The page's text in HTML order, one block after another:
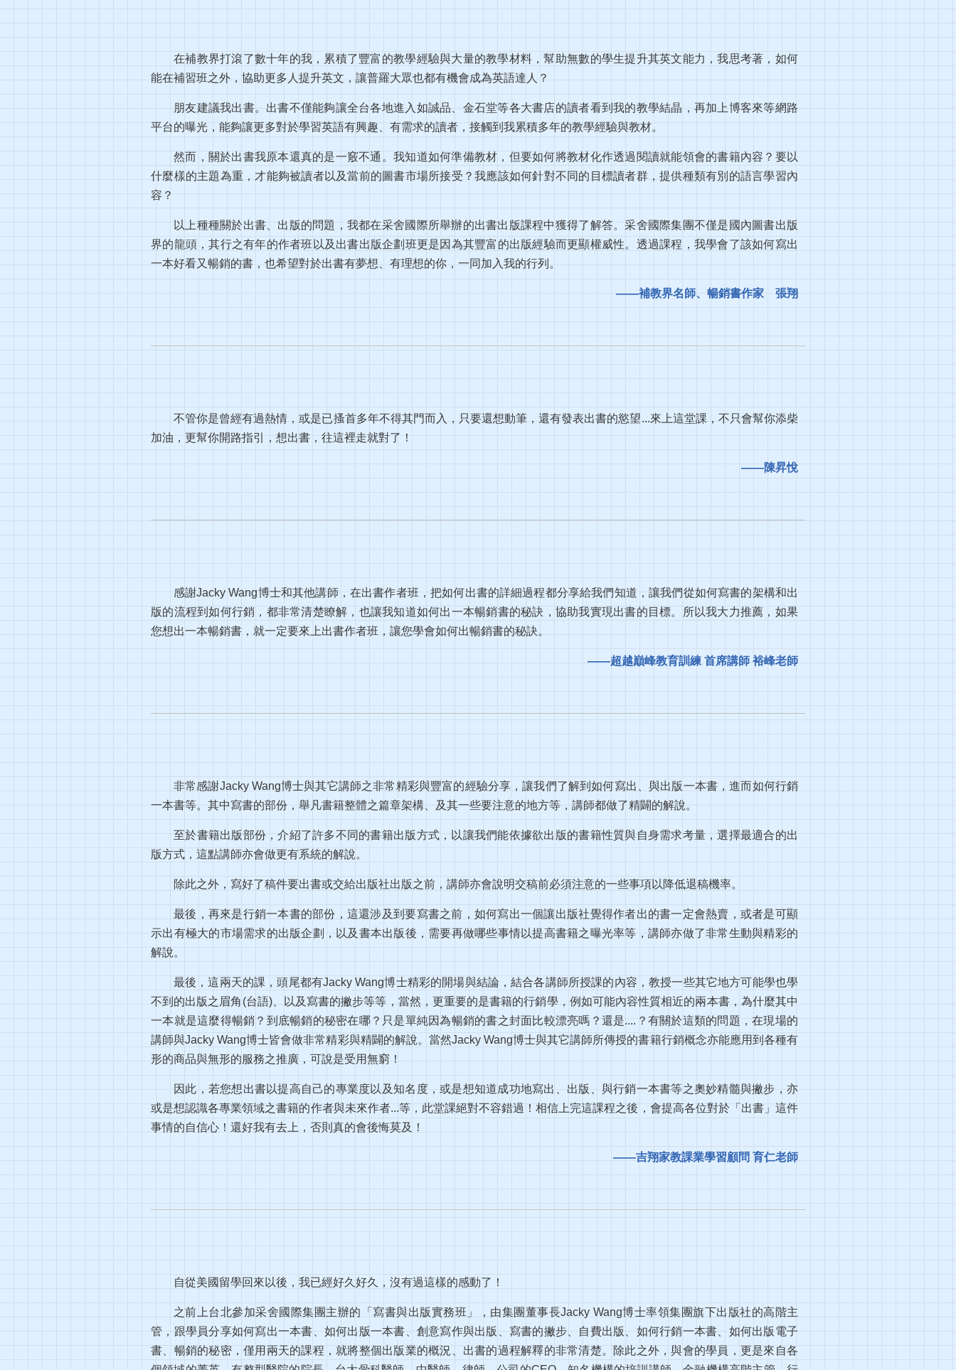
在補教界打滾了數十年的我，累積了豐富的教學經驗與大量的教學材料，幫助無數的學生提升其英文能力，我思考著，如何
能在補習班之外，協助更多人提升英文，讓普羅大眾也都有機會成為英語達人？
朋友建議我出書。出書不僅能夠讓全台各地進入如誠品、金石堂等各大書店的讀者看到我的教學結晶，再加上博客來等網路
平台的曝光，能夠讓更多對於學習英語有興趣、有需求的讀者，接觸到我累積多年的教學經驗與教材。
然而，關於出書我原本還真的是一竅不通。我知道如何準備教材，但要如何將教材化作透過閱讀就能領會的書籍內容？要以
什麼樣的主題為重，才能夠被讀者以及當前的圖書市場所接受？我應該如何針對不同的目標讀者群，提供種類有別的語言學習內
容？
以上種種關於出書、出版的問題，我都在采舍國際所舉辦的出書出版課程中獲得了解答。采舍國際集團不僅是國內圖書出版
界的龍頭，其行之有年的作者班以及出書出版企劃班更是因為其豐富的出版經驗而更顯權威性。透過課程，我學會了該如何寫出
一本好看又暢銷的書，也希望對於出書有夢想、有理想的你，一同加入我的行列。
——補教界名師、暢銷書作家 張翔
不管你是曾經有過熱情，或是已搔首多年不得其門而入，只要還想動筆，還有發表出書的慾望...來上這堂課，不只會幫你添柴
加油，更幫你開路指引，想出書，往這裡走就對了！
——陳昇悅
感謝Jacky Wang博士和其他講師，在出書作者班，把如何出書的詳細過程都分享給我們知道，讓我們從如何寫書的架構和出
版的流程到如何行銷，都非常清楚瞭解，也讓我知道如何出一本暢銷書的秘訣，協助我實現出書的目標。所以我大力推薦，如果
您想出一本暢銷書，就一定要來上出書作者班，讓您學會如何出暢銷書的秘訣。
——超越巔峰教育訓練 首席講師 裕峰老師
非常感謝Jacky Wang博士與其它講師之非常精彩與豐富的經驗分享，讓我們了解到如何寫出、與出版一本書，進而如何行銷
一本書等。其中寫書的部份，舉凡書籍整體之篇章架構、及其一些要注意的地方等，講師都做了精闢的解說。
至於書籍出版部份，介紹了許多不同的書籍出版方式，以讓我們能依據欲出版的書籍性質與自身需求考量，選擇最適合的出
版方式，這點講師亦會做更有系統的解說。
除此之外，寫好了稿件要出書或交給出版社出版之前，講師亦會說明交稿前必須注意的一些事項以降低退稿機率。
最後，再來是行銷一本書的部份，這還涉及到要寫書之前，如何寫出一個讓出版社覺得作者出的書一定會熱賣，或者是可顯
示出有極大的市場需求的出版企劃，以及書本出版後，需要再做哪些事情以提高書籍之曝光率等，講師亦做了非常生動與精彩的
解說。
最後，這兩天的課，頭尾都有Jacky Wang博士精彩的開場與結論，結合各講師所授課的內容，教授一些其它地方可能學也學
不到的出版之眉角(台語)、以及寫書的撇步等等，當然，更重要的是書籍的行銷學，例如可能內容性質相近的兩本書，為什麼其中
一本就是這麼得暢銷？到底暢銷的秘密在哪？只是單純因為暢銷的書之封面比較漂亮嗎？還是....？有關於這類的問題，在現場的
講師與Jacky Wang博士皆會做非常精彩與精闢的解說。當然Jacky Wang博士與其它講師所傳授的書籍行銷概念亦能應用到各種有
形的商品與無形的服務之推廣，可說是受用無窮！
因此，若您想出書以提高自己的專業度以及知名度，或是想知道成功地寫出、出版、與行銷一本書等之奧妙精髓與撇步，亦
或是想認識各專業領域之書籍的作者與未來作者...等，此堂課絕對不容錯過！相信上完這課程之後，會提高各位對於「出書」這件
事情的自信心！還好我有去上，否則真的會後悔莫及！
——吉翔家教課業學習顧問 育仁老師
自從美國留學回來以後，我已經好久好久，沒有過這樣的感動了！
之前上台北參加采舍國際集團主辦的「寫書與出版實務班」，由集團董事長Jacky Wang博士率領集團旗下出版社的高階主
管，跟學員分享如何寫出一本書、如何出版一本書、創意寫作與出版、寫書的撇步、自費出版、如何行銷一本書、如何出版電子
書、暢銷的秘密，僅用兩天的課程，就將整個出版業的概況、出書的過程解釋的非常清楚。除此之外，與會的學員，更是來自各